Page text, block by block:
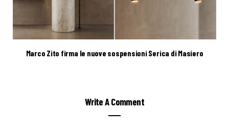
Marco Zito firma le nuove sospensioni Serica di Masiero
Write A Comment